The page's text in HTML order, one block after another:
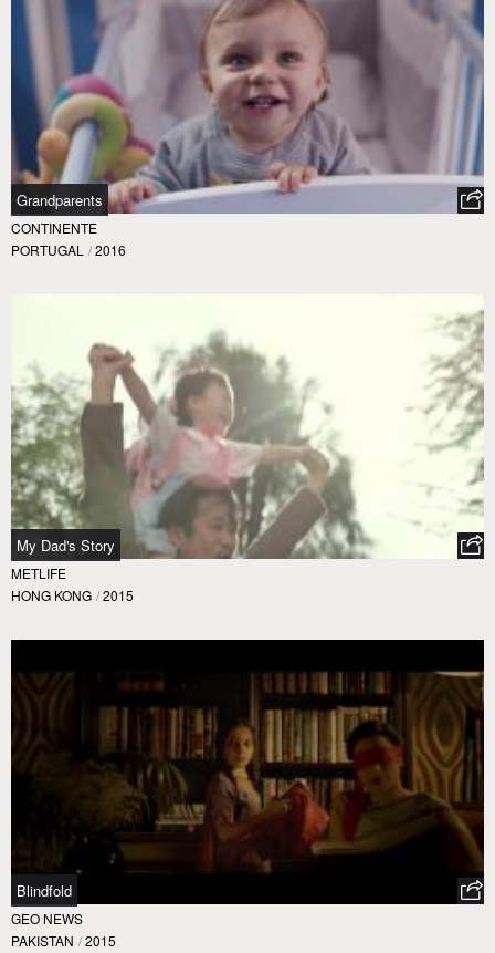
Grandparents
CONTINENTE
PORTUGAL / 2016
My Dad's Story
METLIFE
HONG KONG / 2015
Blindfold
GEO NEWS
PAKISTAN / 2015